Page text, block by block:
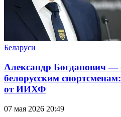
Беларуси
Александр Богданович
белорусским
от ИИХФ
07 мая 2026 20:49